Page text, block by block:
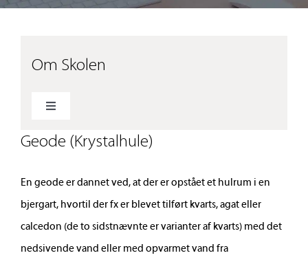
Om Skolen
Toggle
Ferieplan
Beredskabsplan
Persondatapolitik
Geode (Krystalhule)
En geode er dannet ved, at der er opstået et hulrum i en
bjergart, hvortil der fx er blevet tilført kvarts, agat eller
calcedon (de to sidstnævnte er varianter af kvarts) med det
nedsivende vand eller med opvarmet vand fra